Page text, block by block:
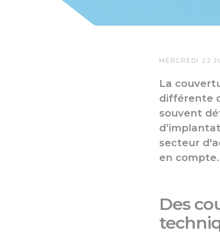
MERCREDI 22
La
différente
souvent
secteur
en compte.
Des